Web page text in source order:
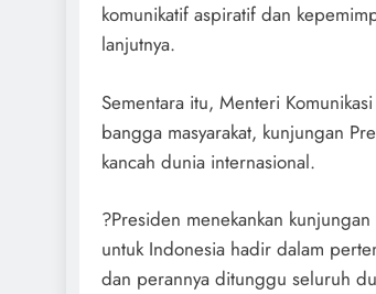
komunikatif aspiratif dan
lanjutnya.
Sementara itu, Menteri
bangga masyarakat, kunjungan
kancah dunia internasional.
?Presiden menekankan
untuk Indonesia hadir dalam
dan perannya ditunggu seluruh